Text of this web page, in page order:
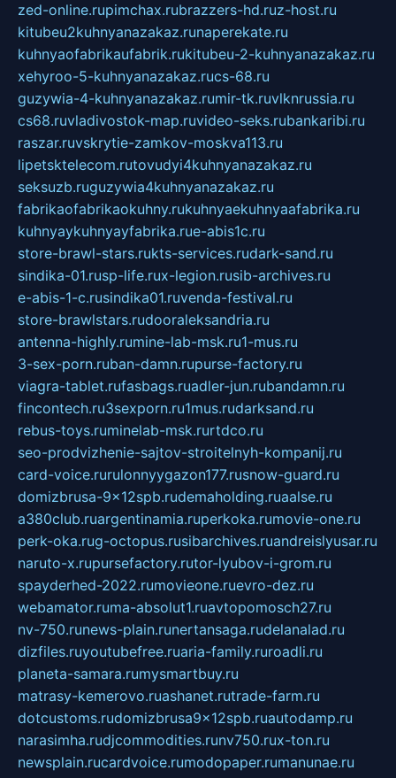
zed-online.rupimchax.rubrazzers-hd.ruz-host.ru
kitubeu2kuhnyanazakaz.runaperekate.ru
kuhnyaofabrikaufabrik.rukitubeu-2-kuhnyanazakaz.ru
xehyroo-5-kuhnyanazakaz.rucs-68.ru
guzywia-4-kuhnyanazakaz.rumir-tk.ruvlknrussia.ru
cs68.ruvladivostok-map.ruvideo-seks.rubankaribi.ru
raszar.ruvskrytie-zamkov-moskva113.ru
lipetsktelecom.rutovudyi4kuhnyanazakaz.ru
seksuzb.ruguzywia4kuhnyanazakaz.ru
fabrikaofabrikaokuhny.rukuhnyaekuhnyaafabrika.ru
kuhnyaykuhnyayfabrika.rue-abis1c.ru
store-brawl-stars.rukts-services.rudark-sand.ru
sindika-01.rusp-life.rux-legion.rusib-archives.ru
e-abis-1-c.rusindika01.ruvenda-festival.ru
store-brawlstars.rudooraleksandria.ru
antenna-highly.rumine-lab-msk.ru1-mus.ru
3-sex-porn.ruban-damn.rupurse-factory.ru
viagra-tablet.rufasbags.ruadler-jun.rubandamn.ru
fincontech.ru3sexporn.ru1mus.rudarksand.ru
rebus-toys.ruminelab-msk.rurtdco.ru
seo-prodvizhenie-sajtov-stroitelnyh-kompanij.ru
card-voice.rurulonnyygazon177.rusnow-guard.ru
domizbrusa-9x12spb.rudemaholding.ruaalse.ru
a380club.ruargentinamia.ruperkoka.rumovie-one.ru
perk-oka.rug-octopus.rusibarchives.ruandreislyusar.ru
naruto-x.rupursefactory.rutor-lyubov-i-grom.ru
spayderhed-2022.rumovieone.ruevro-dez.ru
webamator.ruma-absolut1.ruavtopomosch27.ru
nv-750.runews-plain.runertansaga.rudelanalad.ru
dizfiles.ruyoutubefree.ruaria-family.ruroadli.ru
planeta-samara.rumysmartbuy.ru
matrasy-kemerovo.ruashanet.rutrade-farm.ru
dotcustoms.rudomizbrusa9x12spb.ruautodamp.ru
narasimha.rudjcommodities.runv750.rux-ton.ru
newsplain.rucardvoice.rumodopaper.rumanunae.ru